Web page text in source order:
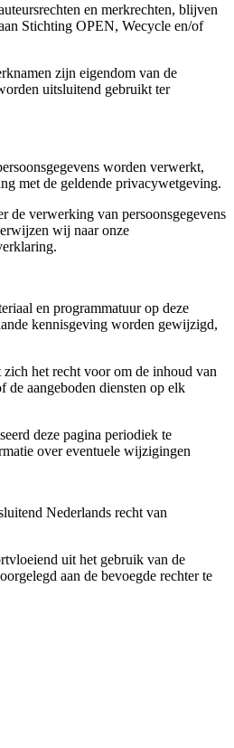
en merkrechten, blijven
Stichting OPEN, Wecycle en/of
zijn eigendom van de
uitsluitend gebruikt ter
worden verwerkt,
met de geldende privacywetgeving.
de verwerking van persoonsgegevens
wij naar onze
en programmatuur op deze
kennisgeving worden gewijzigd,
het recht voor om de inhoud van
de aangeboden diensten op elk
deze pagina periodiek te
over eventuele wijzigingen
Nederlands recht van
uit het gebruik van de
aan de bevoegde rechter te